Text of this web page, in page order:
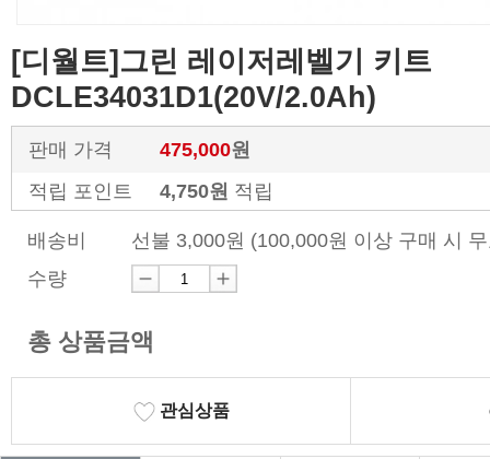
[디월트]그린 레이저레벨기 키트
DCLE34031D1(20V/2.0Ah)
판매 가격 475,000원
적립 포인트
4,750원 적립
배송비
선불 3,000원 (100,000원 이상 구매 시
수량
총 상품금액
관심상품